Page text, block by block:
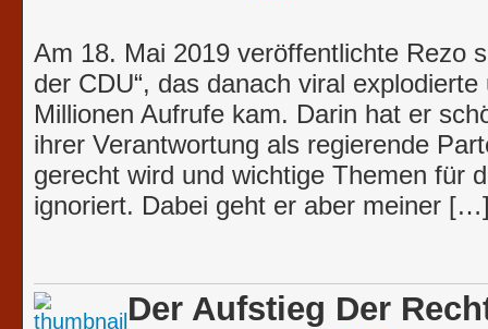
Am 18. Mai 2019 veröffentlichte Rezo
der CDU“, das danach viral
Millionen Aufrufe kam. Darin hat er
ihrer Verantwortung als regierende
gerecht wird und wichtige Themen für
ignoriert. Dabei geht er aber meiner
Der Aufstieg Der